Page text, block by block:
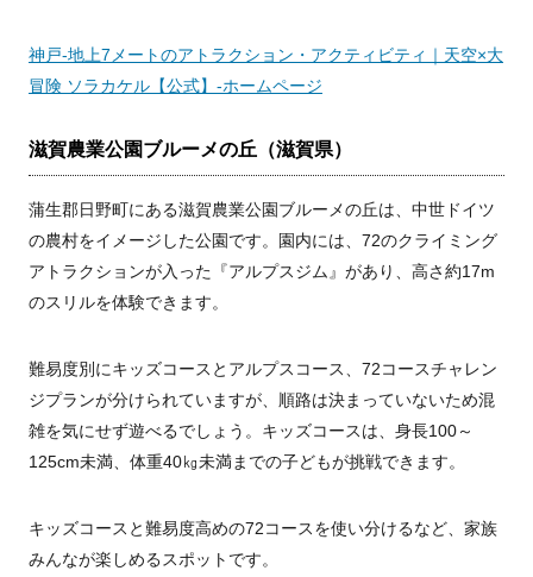
神戸-地上7メートのアトラクション・アクティビティ｜天空×大
冒険 ソラカケル【公式】-ホームページ
滋賀農業公園ブルーメの丘（滋賀県）
蒲生郡日野町にある滋賀農業公園ブルーメの丘は、中世ドイツ
の農村をイメージした公園です。園内には、72のクライミング
アトラクションが入った『アルプスジム』があり、高さ約17m
のスリルを体験できます。
難易度別にキッズコースとアルプスコース、72コースチャレン
ジプランが分けられていますが、順路は決まっていないため混
雑を気にせず遊べるでしょう。キッズコースは、身長100～
125cm未満、体重40㎏未満までの子どもが挑戦できます。
キッズコースと難易度高めの72コースを使い分けるなど、家族
みんなが楽しめるスポットです。